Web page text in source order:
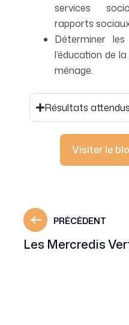
services
rapports
Déterminer
l’éducation de
ménage.
Résultats attendus
Visiter le
PRÉCÉDENT
Les Mercredis